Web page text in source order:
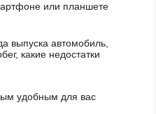
или планшете
выпуска автомобиль,
какие недостатки
удобным для вас